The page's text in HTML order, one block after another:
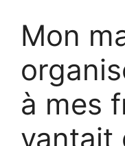
Mon
à mes
vantait